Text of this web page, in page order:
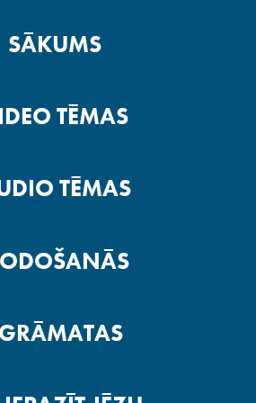
SĀKUMS
TĒMAS
TĒMAS